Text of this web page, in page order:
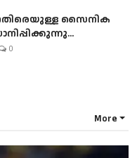
സൈനിക
0
More